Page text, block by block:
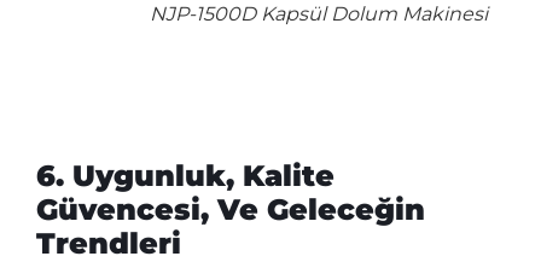
NJP-1500D Kapsül Dolum Makinesi
6. Uygunluk, Kalite
Güvencesi, Ve Geleceğin
Trendleri